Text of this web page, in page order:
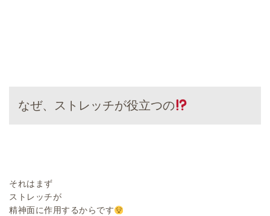
なぜ、ストレッチが役立つの
それはまず
ストレッチが
精神面に作用するからです